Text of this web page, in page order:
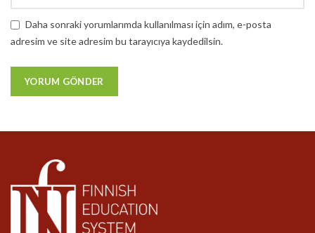
Daha sonraki yorumlarımda kullanılması için adım, e-posta
adresim ve site adresim bu tarayıcıya kaydedilsin.